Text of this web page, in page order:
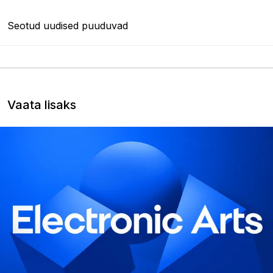
Seotud uudised puuduvad
Vaata lisaks